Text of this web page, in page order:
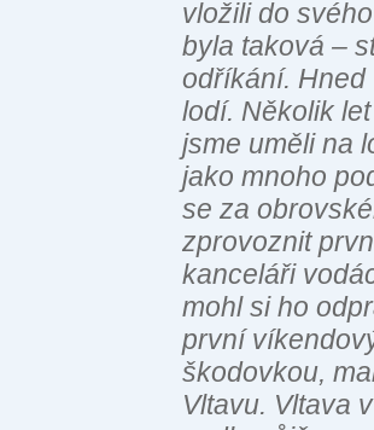
vložili do
byla taková –
odříkání. Hned
lodí. Několik
jsme uměli na
jako mnoho
se za
zprovoznit
kanceláři
mohl si ho
první
škodovkou,
Vltavu. Vltava